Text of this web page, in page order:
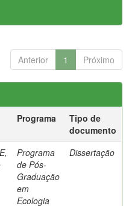
Anterior 1 Próximo
Programa
Tipo de
documento
Programa
de Pós-
Graduação
em
Ecologia
Dissertação